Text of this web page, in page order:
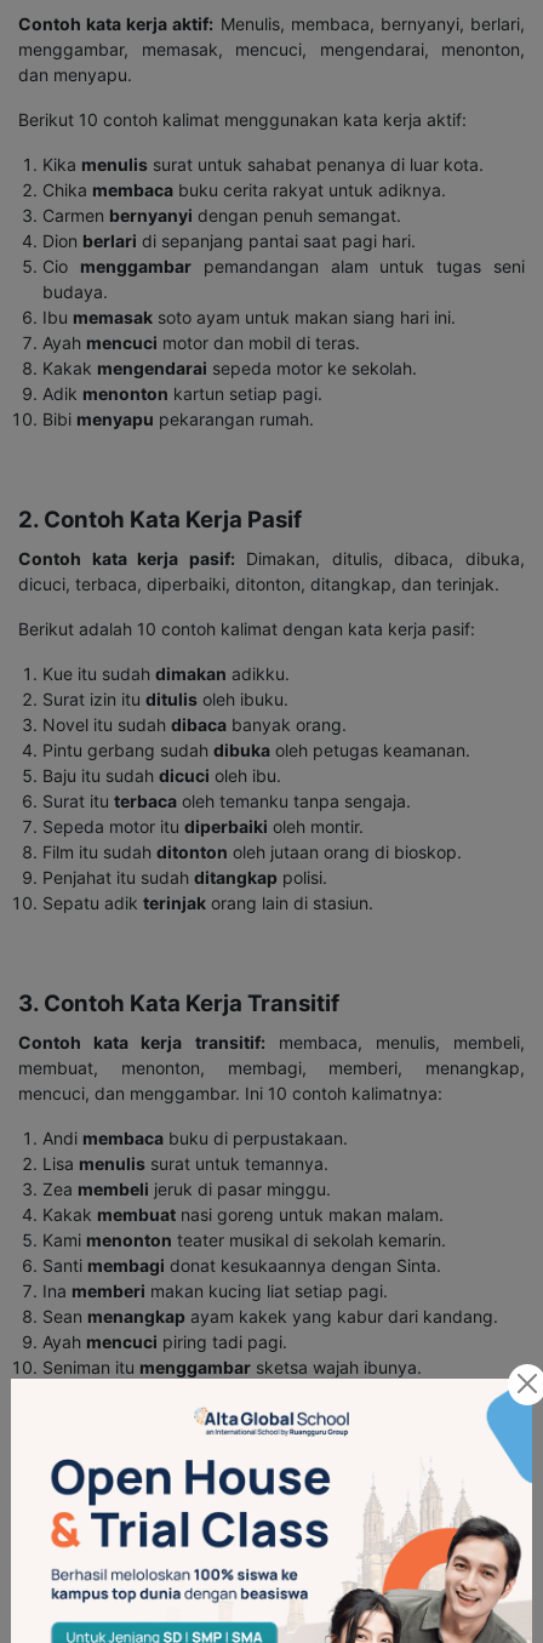
Contoh kata kerja aktif: Menulis, membaca, bernyanyi, berlari,
menggambar, memasak, mencuci, mengendarai, menonton,
dan menyapu.
Berikut 10 contoh kalimat menggunakan kata kerja aktif:
Kika menulis surat untuk sahabat penanya di luar kota.
Chika membaca buku cerita rakyat untuk adiknya.
Carmen bernyanyi dengan penuh semangat.
Dion berlari di sepanjang pantai saat pagi hari.
Cio menggambar
pemandangan alam untuk tugas seni
budaya.
Ibu memasak soto ayam untuk makan siang hari ini.
Ayah mencuci motor dan mobil di teras.
Kakak mengendarai sepeda motor ke sekolah.
Adik menonton kartun setiap pagi.
Bibi menyapu pekarangan rumah.
2. Contoh Kata Kerja Pasif
Contoh kata kerja pasif:
Dimakan, ditulis, dibaca, dibuka,
dicuci, terbaca, diperbaiki, ditonton, ditangkap, dan terinjak.
Berikut adalah 10 contoh kalimat dengan kata kerja pasif:
Kue itu sudah dimakan adikku.
Surat izin itu ditulis oleh ibuku.
Novel itu sudah dibaca banyak orang.
Pintu gerbang sudah dibuka oleh petugas keamanan.
Baju itu sudah dicuci oleh ibu.
Surat itu terbaca oleh temanku tanpa sengaja.
Sepeda motor itu diperbaiki oleh montir.
Film itu sudah ditonton oleh jutaan orang di bioskop.
Penjahat itu sudah ditangkap polisi.
Sepatu adik terinjak orang lain di stasiun.
3. Contoh Kata Kerja Transitif
Contoh kata kerja transitif: membaca, menulis, membeli,
membuat, menonton, membagi, memberi, menangkap,
mencuci, dan menggambar. Ini 10 contoh kalimatnya:
Andi membaca buku di perpustakaan.
Lisa menulis surat untuk temannya.
Zea membeli jeruk di pasar minggu.
Kakak membuat nasi goreng untuk makan malam.
Kami menonton teater musikal di sekolah kemarin.
Santi membagi donat kesukaannya dengan Sinta.
Ina memberi makan kucing liat setiap pagi.
Sean menangkap ayam kakek yang kabur dari kandang.
Ayah mencuci piring tadi pagi.
Seniman itu menggambar sketsa wajah ibunya.
4. Contoh Kata Kerja Intransitif
Contoh kata kerja intransitif:
tidur, duduk, tertawa, hinggap,
bermain, berlari, berjalan, pergi, terbang, melompat, dan
Berikut 10 contoh kalimat dengan kata kerja intransitif: